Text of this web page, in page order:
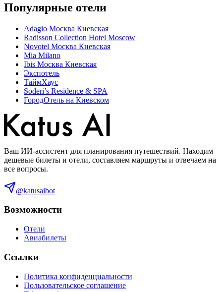
Популярные отели
Adagio Москва Киевская
Radisson Collection Hotel Moscow
Novotel Москва Киевская
Mia Milano
Ibis Москва Киевская
Экспотель
ТаймХаус
Soderi’s Residence & SPA
ГородОтель на Киевском
Ваш ИИ-ассистент для планирования путешествий. Находим
дешевые билеты и отели, составляем маршруты и отвечаем на
все вопросы.
@katusaibot
Возможности
Отели
Авиабилеты
Ссылки
Политика конфиденциальности
Пользовательское соглашение